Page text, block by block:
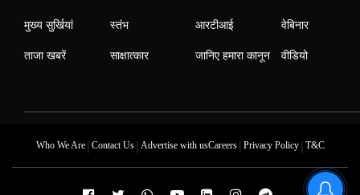
मुख्य सुर्खियां
ताजा खबरें
स्तंभ
साक्षात्कार
आरटीआई
जानिए हमारा कानून
वेबिनार
वीडियो
Who We Are| Contact Us| Advertise with usCareers| Privacy Policy| T&C